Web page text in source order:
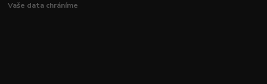
Vaše data chráníme